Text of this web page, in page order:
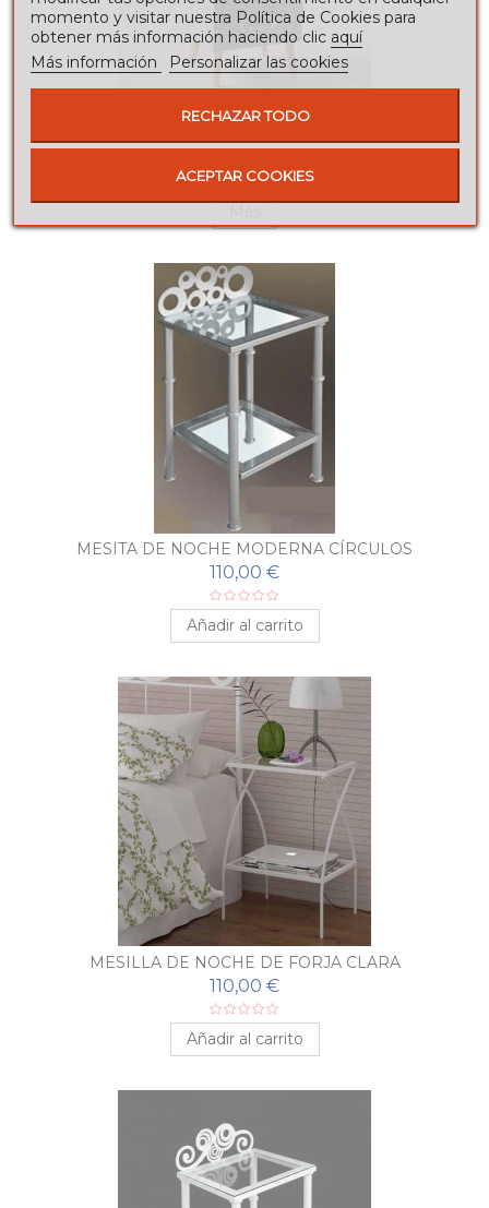
MESITA DE NOCHE MODERNA CÍRCULOS
110,00 €
Añadir al carrito
MESILLA DE NOCHE DE FORJA CLARA
110,00 €
Añadir al carrito
momento y visitar nuestra Política de Cookies para
obtener más información haciendo clic aquí
Más información
Personalizar las cookies
RECHAZAR TODO
ACEPTAR COOKIES